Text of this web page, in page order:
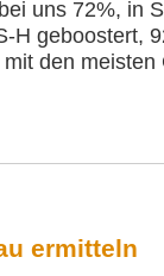
uns 72%, in
H geboostert,
den
ermitteln